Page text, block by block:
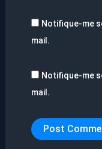
Notifique-me
mail.
Notifique-me
mail.